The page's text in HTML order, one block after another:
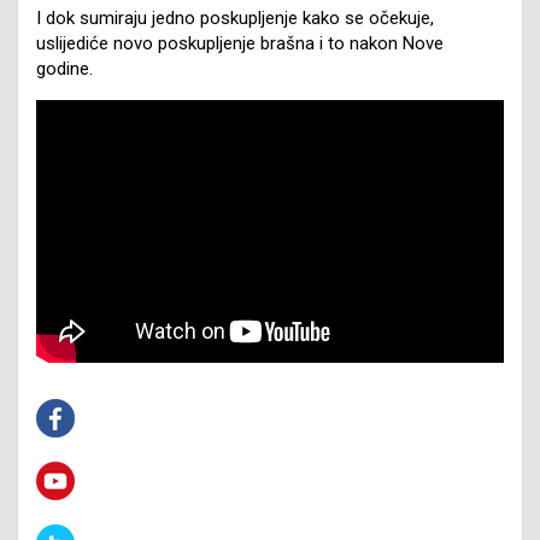
I dok sumiraju jedno poskupljenje kako se očekuje,
uslijediće novo poskupljenje brašna i to nakon Nove
godine.